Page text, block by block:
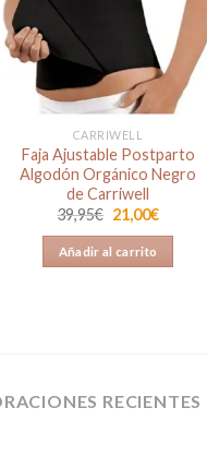
Añadir
a la
lista de
deseos
CARRIWELL
Faja Ajustable Postparto
Algodón Orgánico Negro
de Carriwell
39,95€ El
precio
original
era:
21,00€El
Añadir al carrito
RECIENTES